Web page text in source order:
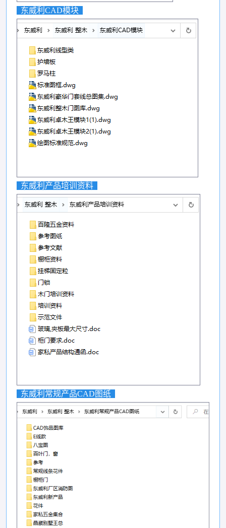
东威利CAD模块
东威利产品培训资料
东威利常规产品CAD图纸